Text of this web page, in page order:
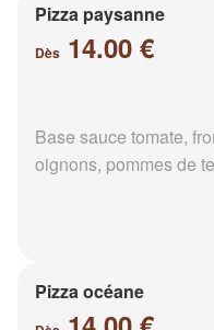
Pizza paysanne
Dès 14.00 €
Base sauce tomate,
oignons, pommes de
Pizza océane